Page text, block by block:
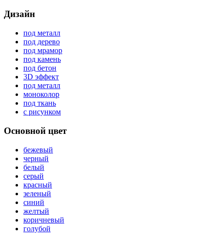
Дизайн
под металл
под дерево
под мрамор
под камень
под бетон
3D эффект
под металл
моноколор
под ткань
с рисунком
Основной цвет
бежевый
черный
белый
серый
красный
зеленый
синий
желтый
коричневый
голубой